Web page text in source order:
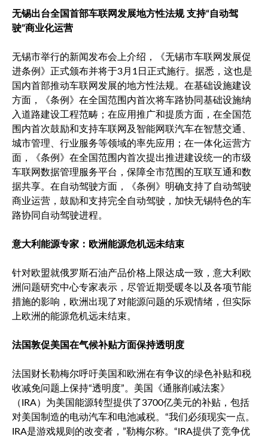
无锡出台全国首部车联网发展地方性法规 支持“自动驾
驶”商业化运营
无锡市举行的新闻发布会上介绍，《无锡市车联网发展促
进条例》正式颁布并将于3月1日正式施行。据悉，这也是
国内首部推动车联网发展的地方性法规。在基础设施建设
方面，《条例》在全国范围内首次将车路协同基础设施纳
入道路建设工程范畴；在应用推广和提质方面，在全国范
围内首次鼓励和支持车联网及智能网联汽车在智慧交通、
城市管理、行业服务等领域的率先应用；在一体化运营方
面，《条例》在全国范围内首次提出推进建设统一的市级
车联网数据管理服务平台，保障全市范围的互联互通和数
据共享。在自动驾驶方面，《条例》明确支持了自动驾驶
商业运营，鼓励和支持完全自动驾驶，加快无锡特色的车
路协同自动驾驶进程。
意大利能源专家：欧洲能源危机远未结束
针对欧盟就俄罗斯石油产品价格上限达成一致，意大利欧
洲问题研究中心专家表示，尽管近期受暖冬以及各项节能
措施的影响，欧洲出现了对能源问题的乐观情绪，但实际
上欧洲的能源危机远未结束。
法国敦促美国在气候补贴方面保持透明度
法国财长勒梅尔呼吁美国和欧洲在有争议的绿色补贴和税
收减免问题上保持“透明度”。美国《通胀削减法案》
（IRA）为美国能源转型提供了3700亿美元的补贴，包括
对美国制造的电动汽车和电池减税。“我们必须现实一点。
IRA是游戏规则的改变者，”勒梅尔称。“IRA提供了竞争优